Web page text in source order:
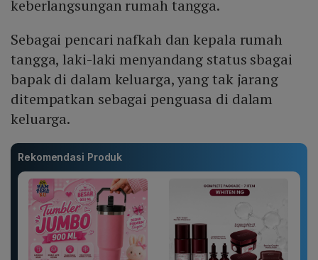
keberlangsungan rumah tangga.
Sebagai pencari nafkah dan kepala rumah
tangga, laki-laki menyandang status sbagai
bapak di dalam keluarga, yang tak jarang
ditempatkan sebagai penguasa di dalam
keluarga.
Rekomendasi Produk